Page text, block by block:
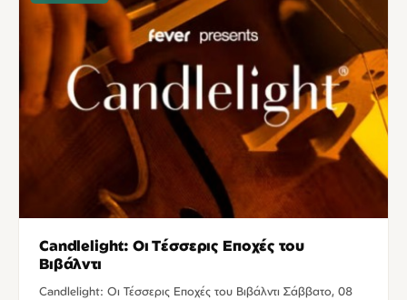
Candlelight: Οι Τέσσερις Εποχές του
Βιβάλντι
Candlelight: Οι Τέσσερις Εποχές του Βιβάλντι Σάββατο, 08